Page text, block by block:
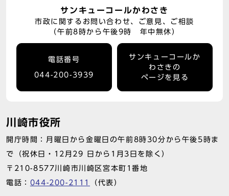
サンキューコールかわさき
市政に関するお問い合わせ、ご意見、ご相談
（午前8時から午後9時 年中無休）
電話番号
044-200-3939
サンキューコールか
わさきの
ページを見る
川崎市役所
開庁時間：月曜日から金曜日の午前8時30分から午後5時ま
で（祝休日・12月29 日から1月3日を除く）
〒210-8577川崎市川崎区宮本町1番地
電話： 044-200-2111 （代表）